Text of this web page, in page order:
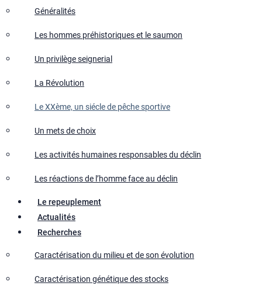
Généralités
Les hommes préhistoriques et le saumon
Un privilège seignerial
La Révolution
Le XXème, un siécle de pêche sportive
Un mets de choix
Les activités humaines responsables du déclin
Les réactions de l’homme face au déclin
Le repeuplement
Actualités
Recherches
Caractérisation du milieu et de son évolution
Caractérisation génétique des stocks